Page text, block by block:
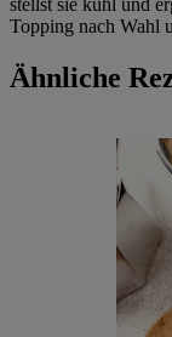
stellst sie kühl und
Topping nach Wahl
Ähnliche